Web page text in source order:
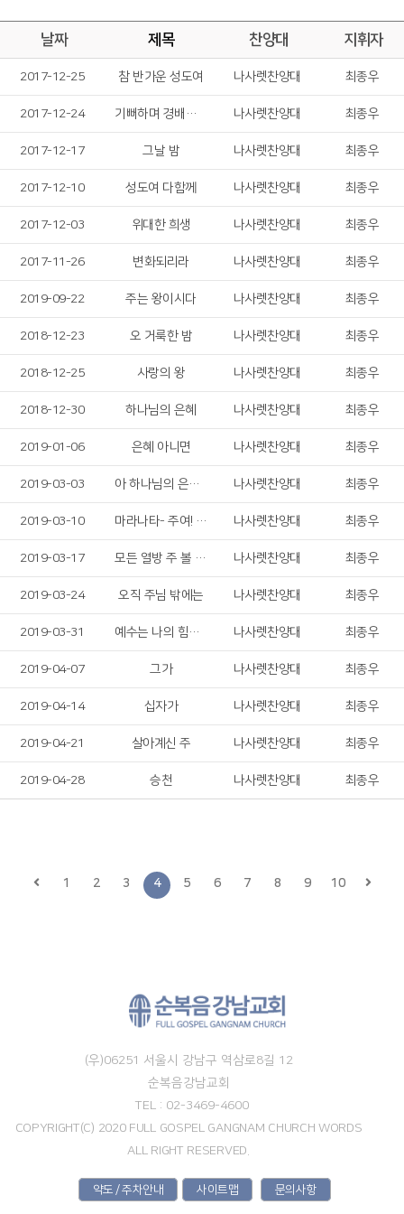
날짜 제목 찬양대 지휘자
2017-12-25 참 반가운 성도여 나사렛찬양대 최종우
2017-12-24 기뻐하며 경배하세 나사렛찬양대 최종우
2017-12-17 그날 밤 나사렛찬양대 최종우
2017-12-10 성도여 다함께 나사렛찬양대 최종우
2017-12-03 위대한 희생 나사렛찬양대 최종우
2017-11-26 변화되리라 나사렛찬양대 최종우
2019-09-22 주는 왕이시다 나사렛찬양대 최종우
2018-12-23 오 거룩한 밤 나사렛찬양대 최종우
2018-12-25 사랑의 왕 나사렛찬양대 최종우
2018-12-30 하나님의 은혜 나사렛찬양대 최종우
2019-01-06 은혜 아니면 나사렛찬양대 최종우
2019-03-03 아 하나님의 은혜로 나사렛찬양대 최종우
2019-03-10 마라나타- 주여! 오시옵소서 나사렛찬양대 최종우
2019-03-17 모든 열방 주 볼 때까지 나사렛찬양대 최종우
2019-03-24 오직 주님 밖에는 나사렛찬양대 최종우
2019-03-31 예수는 나의 힘이요 나사렛찬양대 최종우
2019-04-07 그가 나사렛찬양대 최종우
2019-04-14 십자가 나사렛찬양대 최종우
2019-04-21 살아계신 주 나사렛찬양대 최종우
2019-04-28 승천 나사렛찬양대 최종우
1 2 3 4 5 6 7 8 9 10
(우)06251 서울시 강남구 역삼로8길 12
순복음강남교회
TEL : 02-3469-4600
COPYRIGHT(C) 2020 FULL GOSPEL GANGNAM CHURCH WORDS
ALL RIGHT RESERVED.
약도 / 주차안내 사이트맵 문의사항